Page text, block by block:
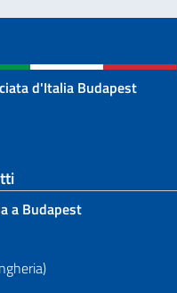
d'Italia Budapest
footer
a Budapest